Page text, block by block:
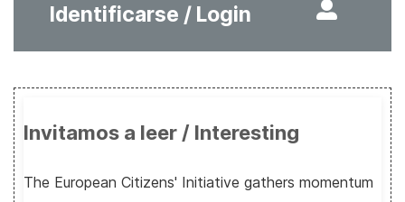
Identificarse / Login
Invitamos a leer / Interesting
The European Citizens' Initiative gathers momentum